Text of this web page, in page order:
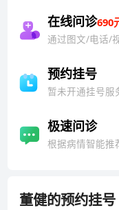
会科普分会候任主
委会副主任委员，
副主任委员，中国
员，中国康复医学
长，中国中西医骨
委员，中国中西医
从事骨科工作30余
在线问诊690
通过图文/电话/
预约挂号
暂未开通挂号服
极速问诊
根据病情智能推
董健的预约挂号